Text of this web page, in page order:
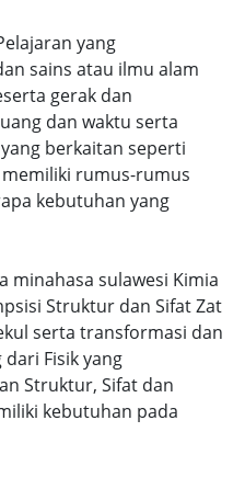
yang
sains atau ilmu alam
gerak dan
dan waktu serta
berkaitan seperti
rumus-rumus
kebutuhan yang
minahasa sulawesi Kimia
Struktur dan Sifat Zat
serta transformasi dan
Fisik yang
Struktur, Sifat dan
kebutuhan pada